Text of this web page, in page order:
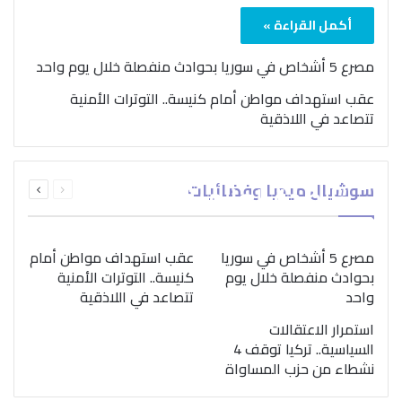
أكمل القراءة »
مصرع 5 أشخاص في سوريا بحوادث منفصلة خلال يوم واحد
عقب استهداف مواطن أمام كنيسة.. التوترات الأمنية
تتصاعد في اللاذقية
سوشيال ميديا وفضائيات الصفحةالصفحة
بمناسبة اليوم الدولي..
“الصحة العالمية” تؤكد
ضرورة اتباع نهج متكامل
لمواجهة إدمان المخدرات
مصرع 5 أشخاص في سوريا
بحوادث منفصلة خلال يوم
واحد
عقب استهداف مواطن أمام
كنيسة.. التوترات الأمنية
تتصاعد في اللاذقية
استمرار الاعتقالات
السياسية.. تركيا توقف 4
نشطاء من حزب المساواة